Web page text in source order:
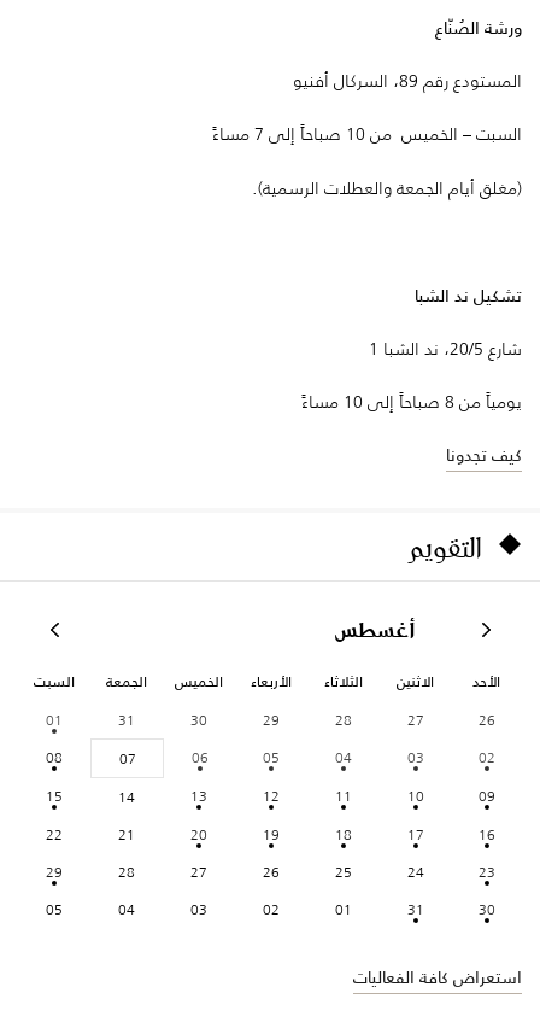
ورشة الصُنّاع
المستودع رقم 89، السركال أفنيو
السبت – الخميس من 10 صباحاً إلى 7 مساءً
(مغلق أيام الجمعة والعطلات الرسمية).
تشكيل ند الشبا
شارع 20/5، ند الشبا 1
يومياً من 8 صباحاً إلى 10 مساءً
كيف تجدونا
التقويم
أغسطس
الأحد الاثنين الثلاثاء الأربعاء الخميس الجمعة السبت
26
27
28
29
30
31
01
02
03
04
05
06
07
08
09
10
11
12
13
14
15
16
17
18
19
20
21
22
23
24
25
26
27
28
29
30
31
01
02
03
04
05
استعراض كافة الفعاليات